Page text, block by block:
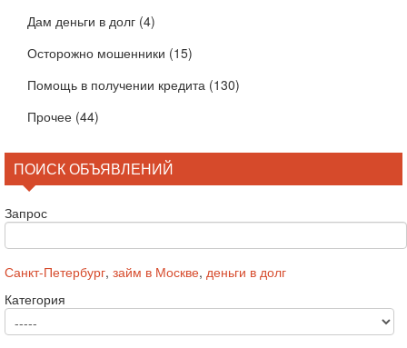
Дам деньги в долг (4)
Осторожно мошенники (15)
Помощь в получении кредита (130)
Прочее (44)
ПОИСК ОБЪЯВЛЕНИЙ
Запрос
Санкт-Петербург, займ в Москве, деньги в долг
Категория